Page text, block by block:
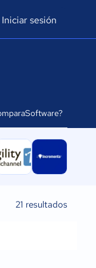
Iniciar sesión
21 resultados